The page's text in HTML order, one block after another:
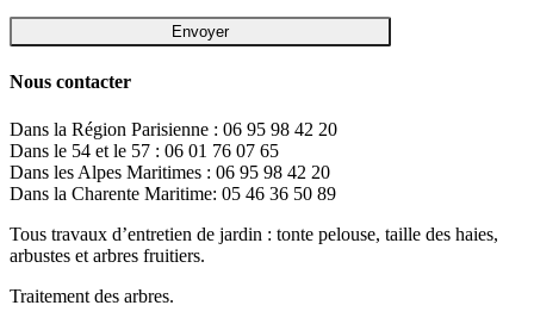
Nous contacter
Dans la Région Parisienne : 06 95 98 42 20
Dans le 54 et le 57 : 06 01 76 07 65
Dans les Alpes Maritimes : 06 95 98 42 20
Dans la Charente Maritime: 05 46 36 50 89
Tous travaux d’entretien de jardin : tonte pelouse, taille des haies,
arbustes et arbres fruitiers.
Traitement des arbres.